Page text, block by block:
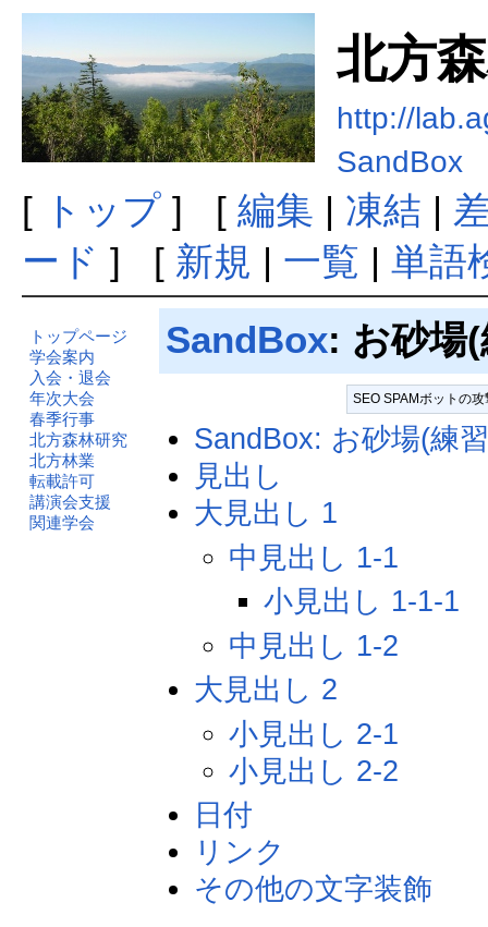
北方
http://
SandBox
[ トップ] [ 編集 | 凍結 |
ード ] [ 新規 | 一覧 | 単語
トップページ
学会案内
入会・退会
年次大会
春季行事
北方森林研究
北方林業
転載許可
講演会支援
関連学会
SandBox: お砂場
SEO SPAMボットの
SandBox: お砂場(練
見出し
大見出し 1
中見出し 1-1
小見出し 1-1-1
中見出し 1-2
大見出し 2
小見出し 2-1
小見出し 2-2
日付
リンク
その他の文字装飾